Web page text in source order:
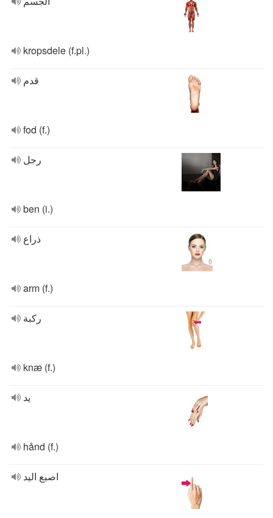
kropsdele (f.pl.)
قدم
fod (f.)
رجل
ben (i.)
ذراع
arm (f.)
ركبة
knæ (f.)
يد
hånd (f.)
اصبع اليد